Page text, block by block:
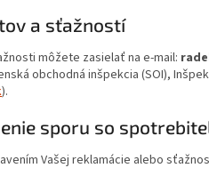
a sťažností
môžete zasielať na e-mail:
obchodná inšpekcia (SOI),
).
sporu so
Vašej reklamácie alebo